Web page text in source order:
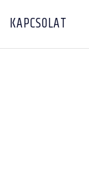
KAPCSOLAT